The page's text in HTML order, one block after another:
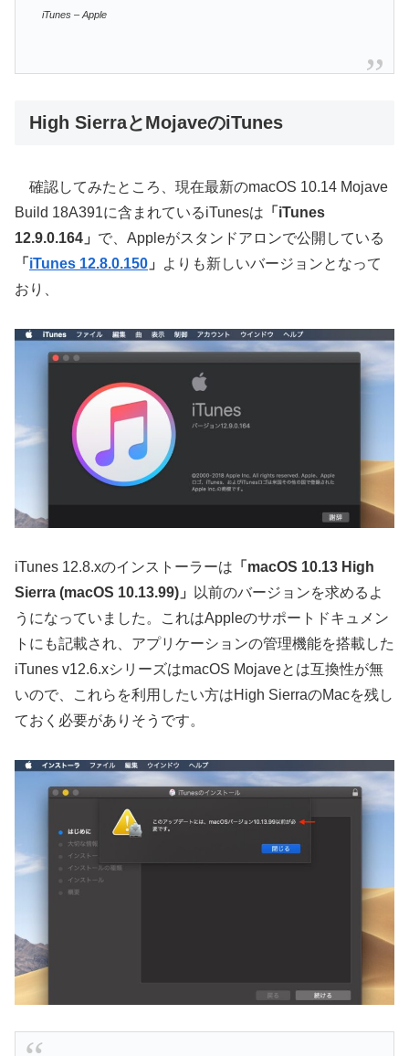
iTunes – Apple
High SierraとMojaveのiTunes
確認してみたところ、現在最新のmacOS 10.14 Mojave
Build 18A391に含まれているiTunesは 「iTunes
12.9.0.164」 で、Appleがスタンドアロンで公開している
「 iTunes 12.8.0.150 」
よりも新しいバージョンとなって
おり、
iTunes 12.8.xのインストーラーは 「macOS 10.13 High
Sierra (macOS 10.13.99)」
以前のバージョンを求めるよ
うになっていました。これはAppleのサポートドキュメン
トにも記載され、アプリケーションの管理機能を搭載した
iTunes v12.6.xシリーズはmacOS Mojaveとは互換性が無
いので、これらを利用したい方はHigh SierraのMacを残し
ておく必要がありそうです。